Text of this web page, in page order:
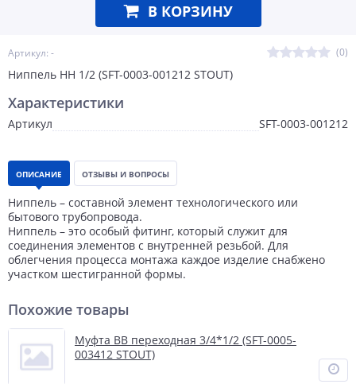
Артикул: - (0)
Ниппель НН 1/2 (SFT-0003-001212 STOUT)
В КОРЗИНУ
Характеристики
Артикул SFT-0003-001212
ОПИСАНИЕ ОТЗЫВЫ И ВОПРОСЫ
Ниппель – составной элемент технологического или
бытового трубопровода.
Ниппель – это особый фитинг, который служит для
соединения элементов с внутренней резьбой. Для
облегчения процесса монтажа каждое изделие снабжено
участком шестигранной формы.
Похожие товары
Муфта ВВ переходная 3/4*1/2 (SFT-0005-
003412 STOUT)